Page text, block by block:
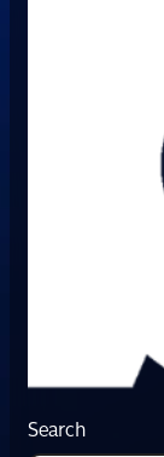
Search